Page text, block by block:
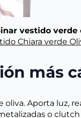
vestido verde
Chiara verde
más
oliva. Aporta luz,
o